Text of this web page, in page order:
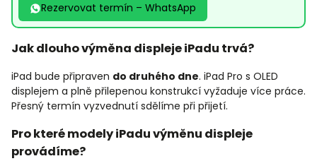
Rezervovat termín – WhatsApp
Jak dlouho výměna displeje iPadu trvá?
iPad bude připraven do druhého dne. iPad Pro s OLED
displejem a plně přilepenou konstrukcí vyžaduje více práce.
Přesný termín vyzvednutí sdělíme při přijetí.
Pro které modely iPadu výměnu displeje
provádíme?